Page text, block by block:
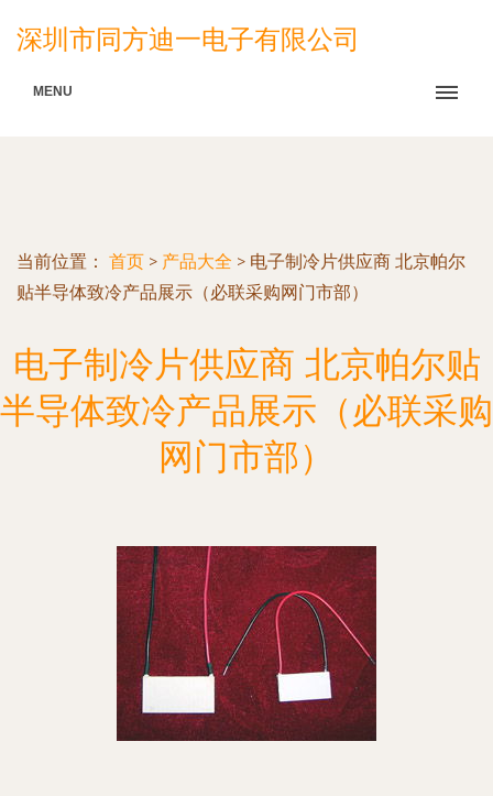
深圳市同方迪一电子有限公司
MENU
当前位置： 首页 > 产品大全 > 电子制冷片供应商 北京帕尔
贴半导体致冷产品展示（必联采购网门市部）
电子制冷片供应商 北京帕尔贴
半导体致冷产品展示（必联采购
网门市部）